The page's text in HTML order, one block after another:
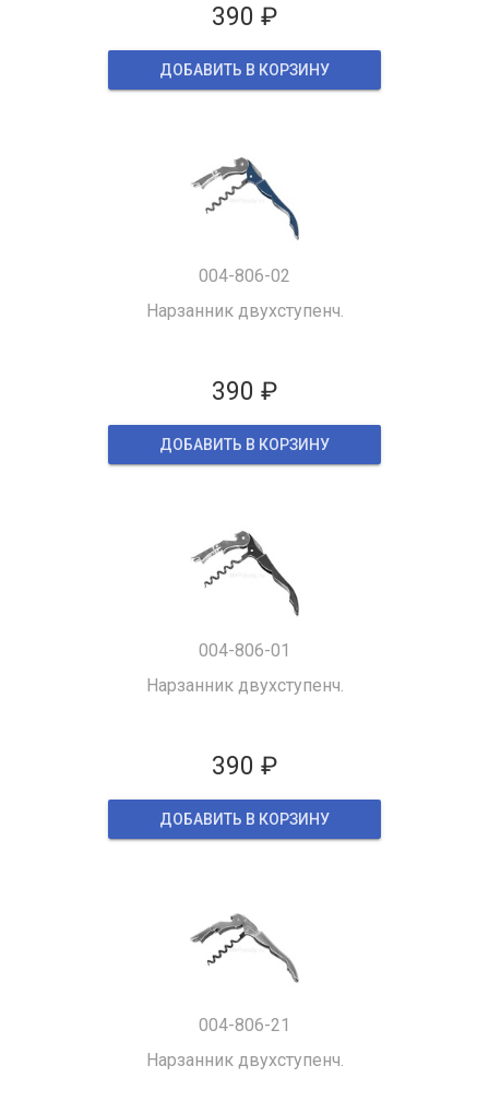
390 ₽
ДОБАВИТЬ В КОРЗИНУ
004-806-02
Нарзанник двухступенч.
390 ₽
ДОБАВИТЬ В КОРЗИНУ
004-806-01
Нарзанник двухступенч.
390 ₽
ДОБАВИТЬ В КОРЗИНУ
004-806-21
Нарзанник двухступенч.